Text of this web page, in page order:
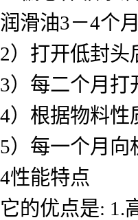
润滑油3－4个
2）打开低封头
3）每二个月打
4）根据物料性
5）每一个月向
4性能特点
它的优点是: 1.